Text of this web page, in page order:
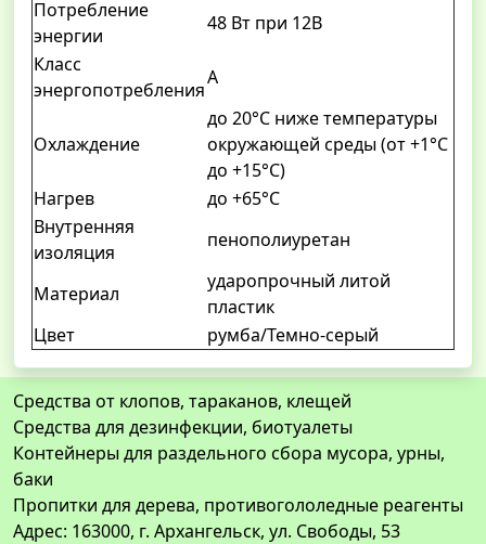
Потребление
энергии
48 Вт при 12В
Класс
энергопотребления
А
Охлаждение
до 20°С ниже температуры
окружающей среды (от +1°С
до +15°С)
Нагрев
до +65°С
Внутренняя
изоляция
пенополиуретан
Материал
ударопрочный литой
пластик
Цвет
румба/Темно-серый
Средства от клопов, тараканов, клещей
Средства для дезинфекции, биотуалеты
Контейнеры для раздельного сбора мусора, урны,
баки
Пропитки для дерева, противогололедные реагенты
Адрес: 163000, г. Архангельск, ул. Свободы, 53